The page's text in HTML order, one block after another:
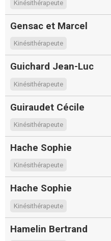
Kinésithérapeute
Gensac et Marcel
Kinésithérapeute
Guichard Jean-Luc
Kinésithérapeute
Guiraudet Cécile
Kinésithérapeute
Hache Sophie
Kinésithérapeute
Hache Sophie
Kinésithérapeute
Hamelin Bertrand